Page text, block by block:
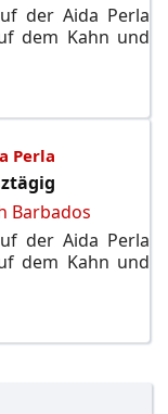
der Aida Perla
dem Kahn und
Perla
Barbados
der Aida Perla
dem Kahn und